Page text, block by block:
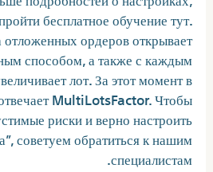
бесплатное обучение тут.
ордеров открывает
способом, а также с каждым
лот. За этот момент в
MultiLotsFactor. Чтобы
риски и верно настроить
советуем обратиться к нашим
специалистам.